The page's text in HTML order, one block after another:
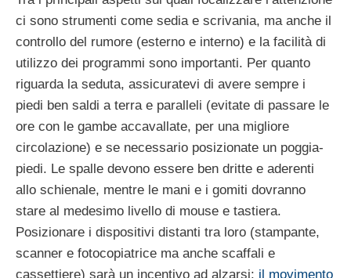
ci sono strumenti come sedia e scrivania, ma anche il
controllo del rumore (esterno e interno) e la facilità di
utilizzo dei programmi sono importanti. Per quanto
riguarda la seduta, assicuratevi di avere sempre i
piedi ben saldi a terra e paralleli (evitate di passare le
ore con le gambe accavallate, per una migliore
circolazione) e se necessario posizionate un poggia-
piedi. Le spalle devono essere ben dritte e aderenti
allo schienale, mentre le mani e i gomiti dovranno
stare al medesimo livello di mouse e tastiera.
Posizionare i dispositivi distanti tra loro (stampante,
scanner e fotocopiatrice ma anche scaffali e
cassettiere) sarà un incentivo ad alzarsi: il movimento